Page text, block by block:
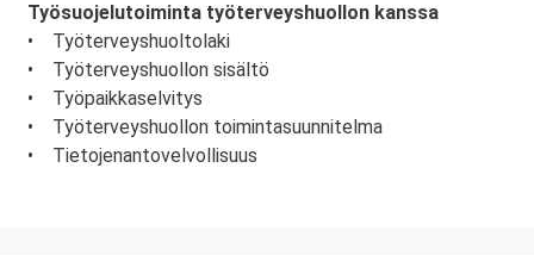
Työsuojelutoiminta työterveyshuollon kanssa
• Työterveyshuoltolaki
• Työterveyshuollon sisältö
• Työpaikkaselvitys
• Työterveyshuollon toimintasuunnitelma
• Tietojenantovelvollisuus